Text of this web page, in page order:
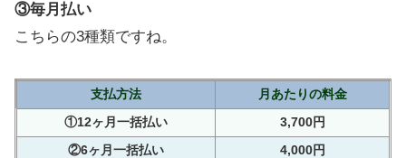
③毎月払い
こちらの3種類ですね。
支払方法 月あたりの料金
①12ヶ月一括払い 3,700円
②6ヶ月一括払い 4,000円